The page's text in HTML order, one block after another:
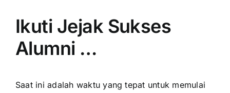
Ikuti Jejak Sukses
Alumni …
Saat ini adalah waktu yang tepat untuk memulai